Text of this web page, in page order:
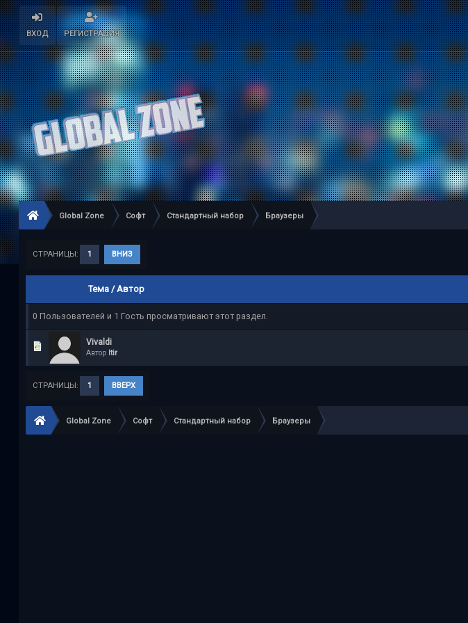
ВХОД РЕГИСТРАЦИЯ
Global Zone Софт Стандартный набор Браузеры
СТРАНИЦЫ: 1 ВНИЗ
Тема /Автор
0 Пользователей и 1 Гость просматривают этот раздел.
Vivaldi
Автор Itir
СТРАНИЦЫ: 1 ВВЕРХ
Global Zone Софт Стандартный набор Браузеры